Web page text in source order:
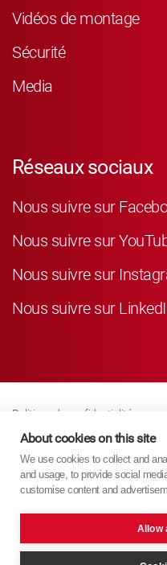
Vidéos de montage
Sécurité
Media
Réseaux sociaux
Nous suivre sur
Nous suivre sur
Nous suivre sur
Nous suivre sur
Politique de confidentialité
Business Partner Privacy
Politique De Cookies
Modern Slavery Act Policy
About cookies on this site
We use cookies to collect and
and usage, to provide social
customise content and
Allow